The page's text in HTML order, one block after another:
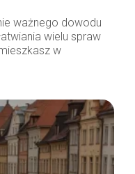
ważnego dowodu
wielu spraw
w